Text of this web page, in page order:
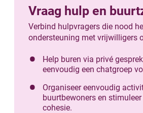
Vraag hulp en
Verbind hulpvragers die nood
ondersteuning met vrijwilligers
Help buren via privé
eenvoudig een chatgroep
Organiseer eenvoudig
buurtbewoners en
cohesie.